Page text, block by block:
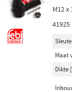
M12 x
41925
Maat
Dikte